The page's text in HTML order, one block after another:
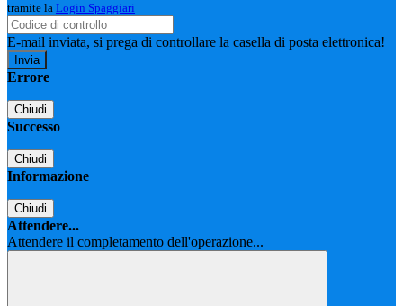
tramite la Login Spaggiari
E-mail inviata, si prega di controllare la casella di posta elettronica!
Errore
Chiudi
Successo
Chiudi
Informazione
Chiudi
Attendere...
Attendere il completamento dell'operazione...